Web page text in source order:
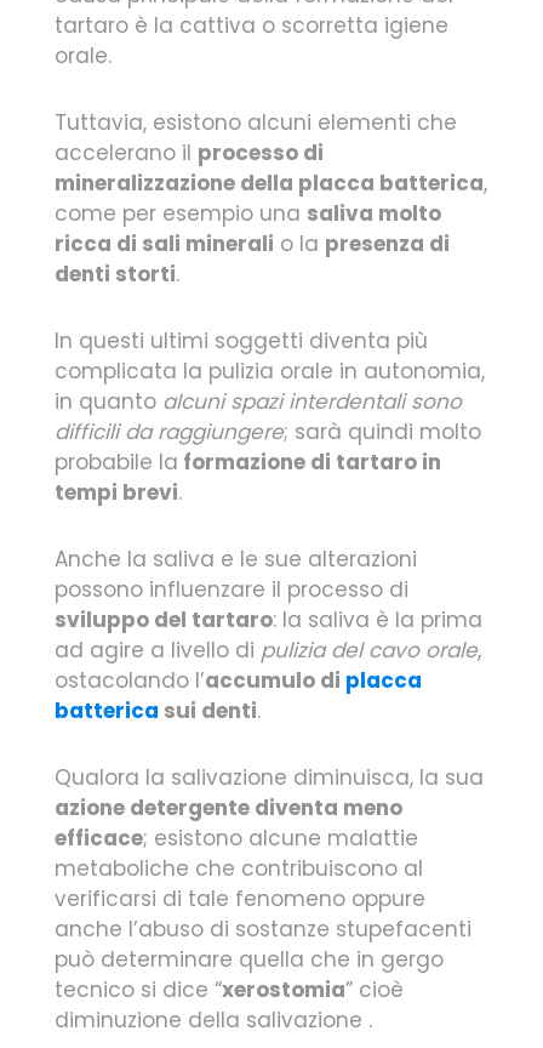
tartaro è la cattiva o scorretta igiene
orale.
Tuttavia, esistono alcuni elementi che
accelerano il processo di
mineralizzazione della placca batterica,
come per esempio una saliva molto
ricca di sali minerali o la presenza di
denti storti.
In questi ultimi soggetti diventa più
complicata la pulizia orale in autonomia,
in quanto alcuni spazi interdentali sono
difficili da raggiungere; sarà quindi molto
probabile la formazione di tartaro in
tempi brevi.
Anche la saliva e le sue alterazioni
possono influenzare il processo di
sviluppo del tartaro: la saliva è la prima
ad agire a livello di pulizia del cavo orale,
ostacolando l’accumulo di placca
batterica sui denti.
Qualora la salivazione diminuisca, la sua
azione detergente diventa meno
efficace; esistono alcune malattie
metaboliche che contribuiscono al
verificarsi di tale fenomeno oppure
anche l’abuso di sostanze stupefacenti
può determinare quella che in gergo
tecnico si dice “xerostomia” cioè
diminuzione della salivazione .